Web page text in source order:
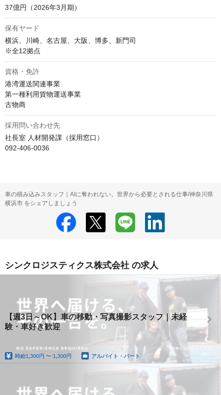
37億円（2026年3月期）
保有ヤード
横浜、川崎、名古屋、大阪、博多、新門司
※全12拠点
資格・免許
港湾運送関連事業
第一種利用貨物運送事業
古物商
採用問い合わせ先
社長室 人材開発課（採用窓口）
092-406-0036
車の積み込みスタッフ｜AIに奪われない。世界から必要とされる仕事/神奈川県
横浜市 をシェアしましょう
シンクロジスティクス株式会社 の求人
【週3日～OK】車の移動・写真撮影スタッフ｜未経
験・車好き歓迎
時給1,300円 〜 1,300円 アルバイト・パート